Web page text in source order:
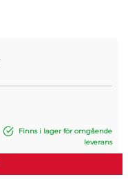
Finns i lager för omgående
leverans